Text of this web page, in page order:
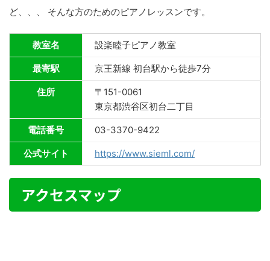
ど、、、 そんな方のためのピアノレッスンです。
教室名 設楽睦子ピアノ教室
最寄駅 京王新線 初台駅から徒歩7分
住所
〒151-0061
東京都渋谷区初台二丁目
電話番号 03-3370-9422
公式サイト https://www.sieml.com/
アクセスマップ